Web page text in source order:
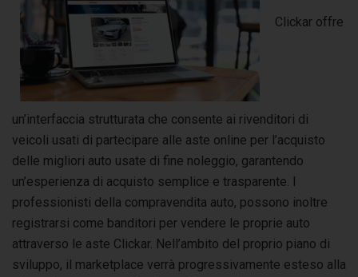
Clickar offre
un’interfaccia strutturata che consente ai rivenditori di
veicoli usati di partecipare alle aste online per l’acquisto
delle migliori auto usate di fine noleggio, garantendo
un’esperienza di acquisto semplice e trasparente. I
professionisti della compravendita auto, possono inoltre
registrarsi come banditori per vendere le proprie auto
attraverso le aste Clickar. Nell’ambito del proprio piano di
sviluppo, il marketplace verrà progressivamente esteso alla